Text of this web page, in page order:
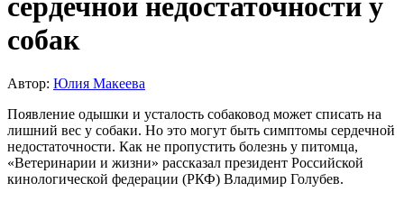
собак
Автор: Юлия Макеева
Появление одышки и усталость собаковод может списать на
лишний вес у собаки. Но это могут быть симптомы сердечной
недостаточности. Как не пропустить болезнь у питомца,
«Ветеринарии и жизни» рассказал президент Российской
кинологической федерации (РКФ) Владимир Голубев.